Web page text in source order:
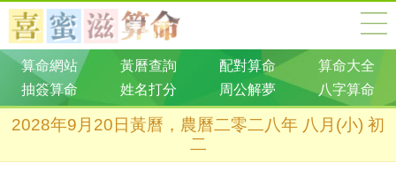
算命網站 黃曆查詢 配對算命
算命大全
抽簽算命
姓名打分 周公解夢 八字算命
2028年9月20日黃曆，農曆二零二八年 八月(小) 初
二